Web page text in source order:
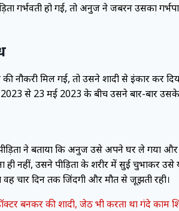
गर्भवती हो गई, तो अनुज ने जबरन उसका
नौकरी मिल गई, तो उसने शादी से इंकार कर
से 23 मई 2023 के बीच उसने बार-बार
ने बताया कि अनुज उसे अपने घर ले गया
नहीं, उसने पीड़िता के शरीर में सुई चुभाकर उसे
वह चार दिन तक जिंदगी और मौत से जूझती रही।
बनकर की शादी, जेठ भी करता था गंदे काम